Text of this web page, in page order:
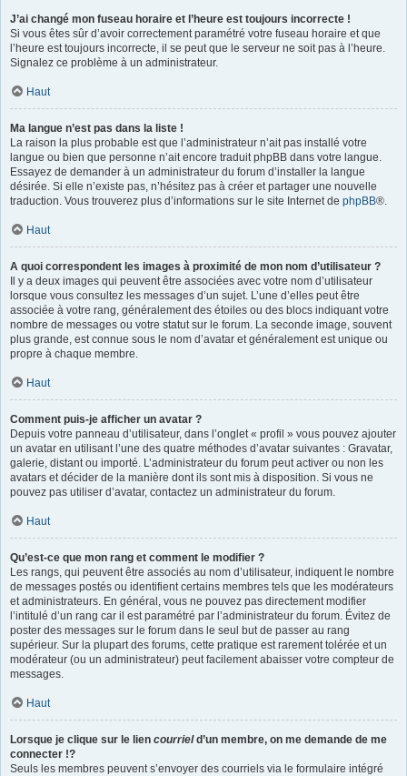
J’ai changé mon fuseau horaire et l’heure est toujours incorrecte !
Si vous êtes sûr d’avoir correctement paramétré votre fuseau horaire et que
l’heure est toujours incorrecte, il se peut que le serveur ne soit pas à l’heure.
Signalez ce problème à un administrateur.
Haut
Ma langue n’est pas dans la liste !
La raison la plus probable est que l’administrateur n’ait pas installé votre
langue ou bien que personne n’ait encore traduit phpBB dans votre langue.
Essayez de demander à un administrateur du forum d’installer la langue
désirée. Si elle n’existe pas, n’hésitez pas à créer et partager une nouvelle
traduction. Vous trouverez plus d’informations sur le site Internet de phpBB®.
Haut
A quoi correspondent les images à proximité de mon nom d’utilisateur ?
Il y a deux images qui peuvent être associées avec votre nom d’utilisateur
lorsque vous consultez les messages d’un sujet. L’une d’elles peut être
associée à votre rang, généralement des étoiles ou des blocs indiquant votre
nombre de messages ou votre statut sur le forum. La seconde image, souvent
plus grande, est connue sous le nom d’avatar et généralement est unique ou
propre à chaque membre.
Haut
Comment puis-je afficher un avatar ?
Depuis votre panneau d’utilisateur, dans l’onglet « profil » vous pouvez ajouter
un avatar en utilisant l’une des quatre méthodes d’avatar suivantes : Gravatar,
galerie, distant ou importé. L’administrateur du forum peut activer ou non les
avatars et décider de la manière dont ils sont mis à disposition. Si vous ne
pouvez pas utiliser d’avatar, contactez un administrateur du forum.
Haut
Qu’est-ce que mon rang et comment le modifier ?
Les rangs, qui peuvent être associés au nom d’utilisateur, indiquent le nombre
de messages postés ou identifient certains membres tels que les modérateurs
et administrateurs. En général, vous ne pouvez pas directement modifier
l’intitulé d’un rang car il est paramétré par l’administrateur du forum. Évitez de
poster des messages sur le forum dans le seul but de passer au rang
supérieur. Sur la plupart des forums, cette pratique est rarement tolérée et un
modérateur (ou un administrateur) peut facilement abaisser votre compteur de
messages.
Haut
Lorsque je clique sur le lien courrield’un membre, on me demande de me
connecter !?
Seuls les membres peuvent s’envoyer des courriels via le formulaire intégré